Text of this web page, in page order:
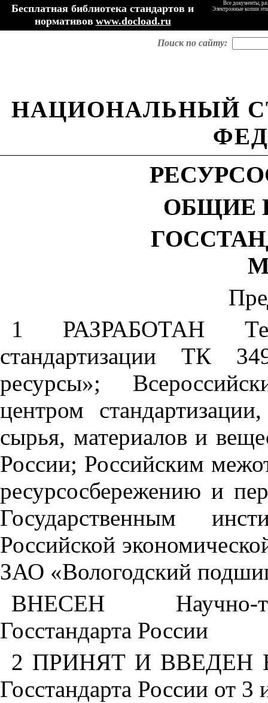
Бесплатная библиотека стандартов и
нормативов www.docload.ru
Все документы,
Электронные копии
Поиск по сайту:
НАЦИОНАЛЬНЫЙ
ОБЩИЕ
1 РАЗРАБОТАН
стандартизации ТК
ресурсы»;
центром
сырья, материалов и
России; Российским
ресурсосбережению и
Государственным
Российской
ЗАО «Вологодский
ВНЕСЕН Научно-
Госстандарта России
2 ПРИНЯТ И ВВЕДЕН В
Госстандарта России от